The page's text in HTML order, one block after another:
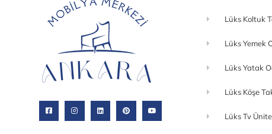
Lüks Koltuk
Lüks Yemek
Lüks Yatak
Lüks Köşe
Lüks Tv